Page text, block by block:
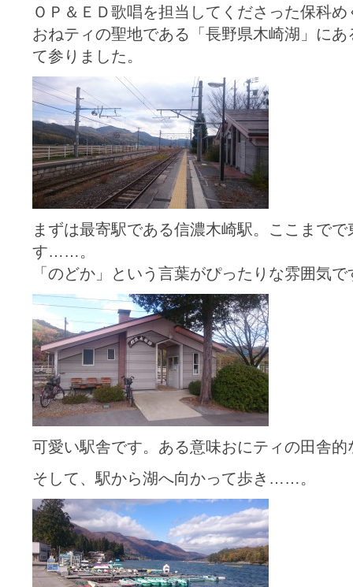
ＯＰ＆ＥＤ歌唱を担当してくださった保科
おねティの聖地である「長野県木崎湖」に
て参りました。
まずは最寄駅である信濃木崎駅。ここまで
す……。
「のどか」という言葉がぴったりな雰囲気で
可愛い駅舎です。ある意味おにティの田舎
そして、駅から湖へ向かって歩き……。